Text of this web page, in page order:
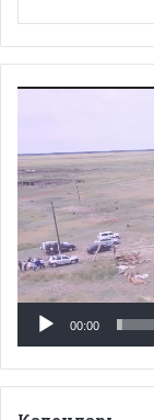
00:00